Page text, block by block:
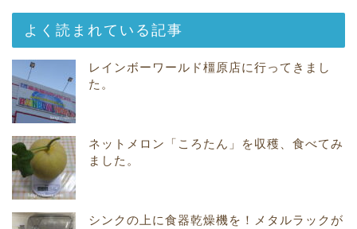
よく読まれている記事
レインボーワールド橿原店に行ってきまし
た。
ネットメロン「ころたん」を収穫、食べてみ
ました。
シンクの上に食器乾燥機を！メタルラックが